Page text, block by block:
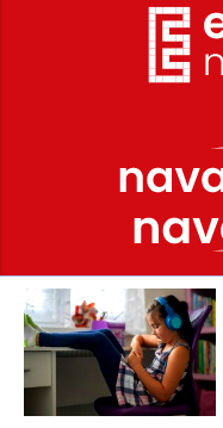
Hacer una Europa líder de la
economía circular